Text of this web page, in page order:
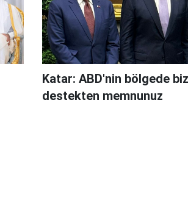
Katar: ABD'nin bölgede
destekten memnunuz